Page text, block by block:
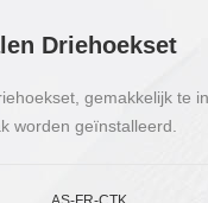
Driehoekset
gemakkelijk te
worden geïnstalleerd.